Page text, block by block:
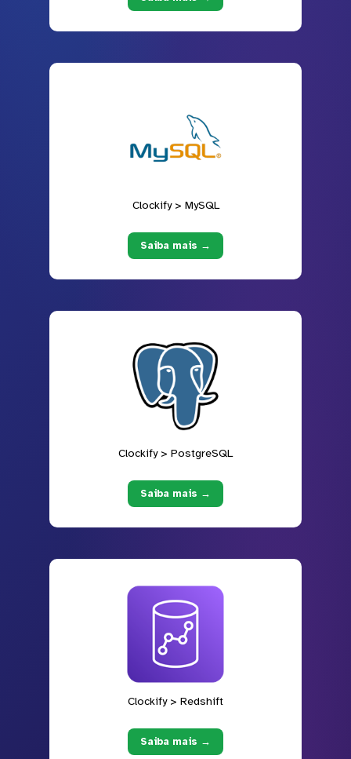
Clockify > MySQL
Saiba mais →
Clockify > PostgreSQL
Saiba mais →
Clockify > Redshift
Saiba mais →